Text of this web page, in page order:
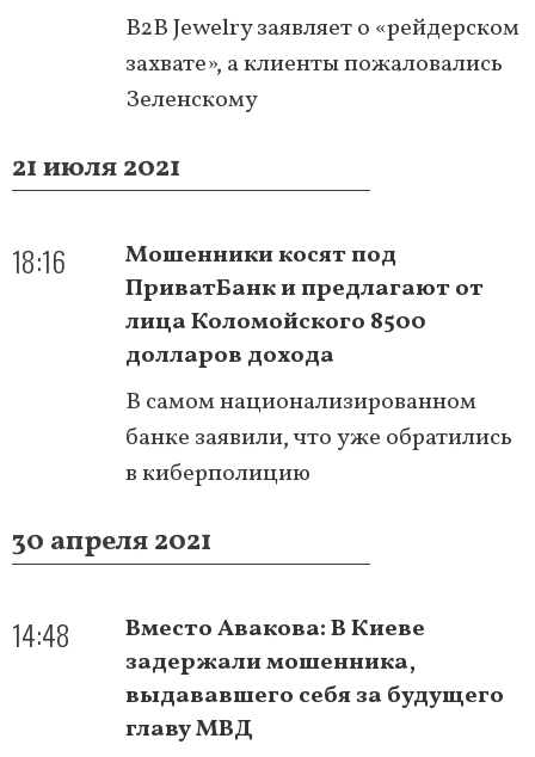
B2B Jewelry заявляет о «рейдерском
захвате», а клиенты пожаловались
Зеленскому
21 июля 2021
18:16
Мошенники косят под
ПриватБанк и предлагают от
лица Коломойского 8500
долларов дохода
В самом национализированном
банке заявили, что уже обратились
в киберполицию
30 апреля 2021
14:48
Вместо Авакова: В Киеве
задержали мошенника,
выдававшего себя за будущего
главу МВД